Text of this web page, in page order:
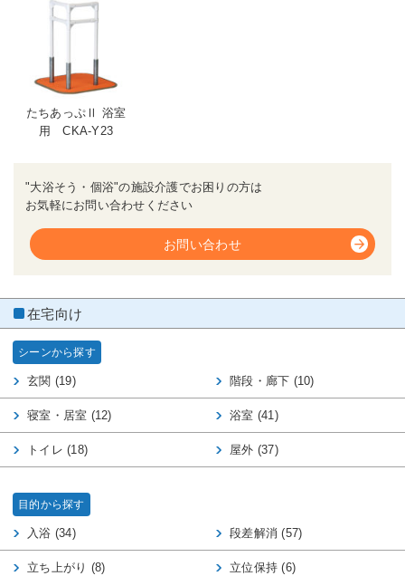
たちあっぷⅡ 浴室
用 CKA-Y23
"大浴そう・個浴"の施設介護でお困りの方は
お気軽にお問い合わせください
お問い合わせ
在宅向け
シーンから探す
玄関 (19) 階段・廊下 (10)
寝室・居室 (12) 浴室 (41)
トイレ (18) 屋外 (37)
目的から探す
入浴 (34) 段差解消 (57)
立ち上がり (8) 立位保持 (6)